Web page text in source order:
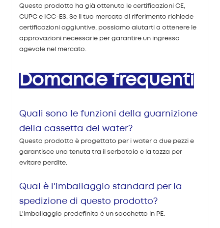
Questo prodotto ha già ottenuto le certificazioni CE,
CUPC e ICC-ES. Se il tuo mercato di riferimento richiede
certificazioni aggiuntive, possiamo aiutarti a ottenere le
approvazioni necessarie per garantire un ingresso
agevole nel mercato.
Domande frequenti
Quali sono le funzioni della guarnizione
della cassetta del water?
Questo prodotto è progettato per i water a due pezzi e
garantisce una tenuta tra il serbatoio e la tazza per
evitare perdite.
Qual è l'imballaggio standard per la
spedizione di questo prodotto?
L'imballaggio predefinito è un sacchetto in PE.